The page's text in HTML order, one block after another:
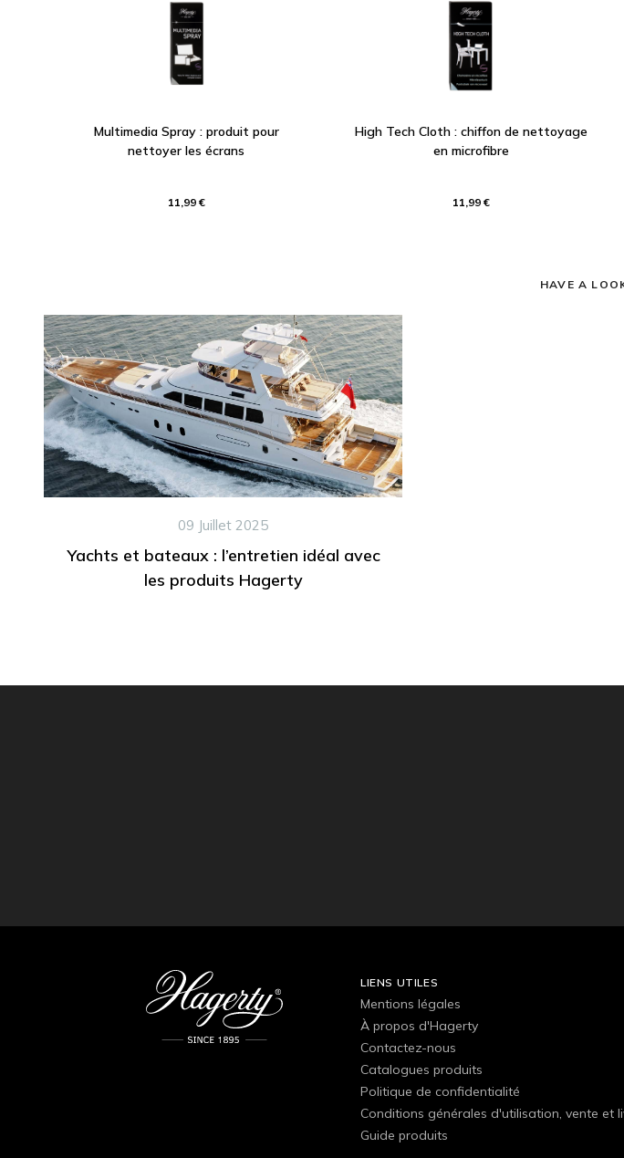
Multimedia Spray : produit pour
nettoyer les écrans
11,99 €
High Tech Cloth : chiffon de nettoyage
en microfibre
11,99 €
HAVE A
09 Juillet 2025
Yachts et bateaux : l’entretien idéal avec
les produits Hagerty
LIENS UTILES
Mentions légales
À propos d'Hagerty
Contactez-nous
Catalogues produits
Politique de confidentialité
Conditions générales d'utilisation, vente et
Guide produits